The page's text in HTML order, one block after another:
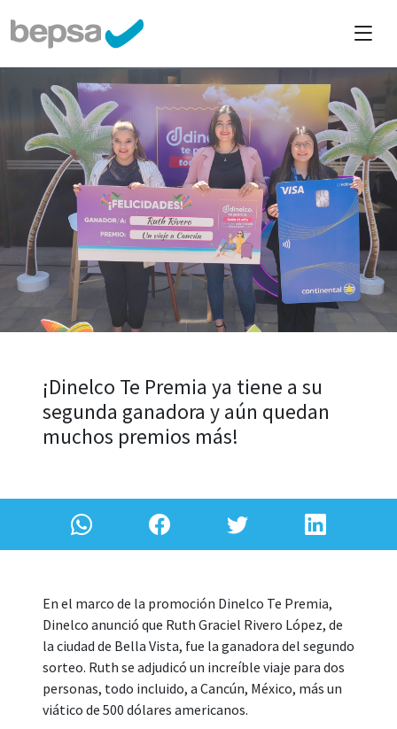
¡Dinelco Te Premia ya tiene a su
segunda ganadora y aún quedan
muchos premios más!
En el marco de la promoción Dinelco Te Premia,
Dinelco anunció que Ruth Graciel Rivero López, de
la ciudad de Bella Vista, fue la ganadora del segundo
sorteo. Ruth se adjudicó un increíble viaje para dos
personas, todo incluido, a Cancún, México, más un
viático de 500 dólares americanos.